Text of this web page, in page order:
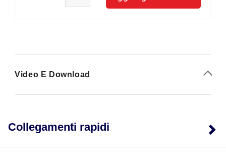
Video E Download
Collegamenti rapidi